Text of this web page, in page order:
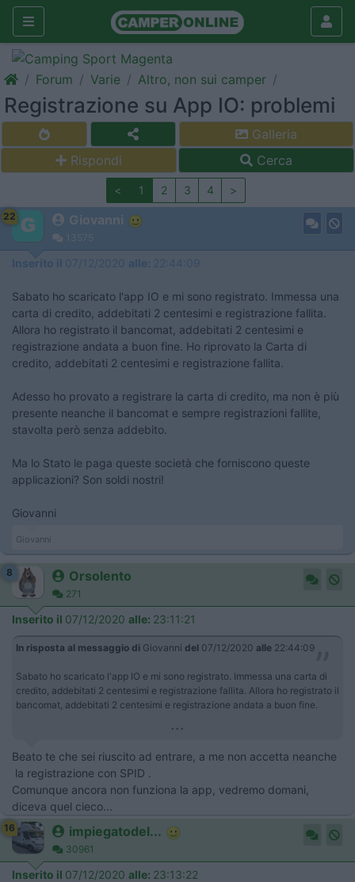
Forum Varie Altro, non sui camper
Registrazione su App IO: problemi
Galleria
Rispondi
Cerca
< 1 2 3 4 >
22 Giovanni
13575
Inserito il 07/12/2020 alle: 22:44:09
Sabato ho scaricato l'app IO e mi sono registrato. Immessa una
carta di credito, addebitati 2 centesimi e registrazione fallita.
Allora ho registrato il bancomat, addebitati 2 centesimi e
registrazione andata a buon fine. Ho riprovato la Carta di
credito, addebitati 2 centesimi e registrazione fallita.
Adesso ho provato a registrare la carta di credito, ma non è più
presente neanche il bancomat e sempre registrazioni fallite,
stavolta però senza addebito.
Ma lo Stato le paga queste società che forniscono queste
applicazioni? Son soldi nostri!
Giovanni
Giovanni
8 Orsolento
271
Inserito il 07/12/2020 alle: 23:11:21
In risposta al messaggio di Giovanni del 07/12/2020 alle 22:44:09
Sabato ho scaricato l'app IO e mi sono registrato. Immessa una carta di
credito, addebitati 2 centesimi e registrazione fallita. Allora ho registrato il
bancomat, addebitati 2 centesimi e registrazione andata a buon fine.
...
Beato te che sei riuscito ad entrare, a me non accetta neanche
la registrazione con SPID .
Comunque ancora non funziona la app, vedremo domani,
diceva quel cieco...
16 impiegatodel...
30961
Inserito il 07/12/2020 alle: 23:13:22